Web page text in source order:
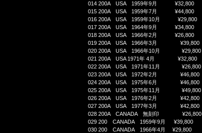
014 200A USA 1959年9月 ¥32,800
015 200A USA 1959年7月 ¥44,800
016 200A USA 1959年10月 ¥29,800
017 200A USA 1964年9月 ¥34,800
018 200A USA 1966年2月 ¥26,800
019 200A USA 1966年3月 ¥39,800
020 200A USA 1966年10月 ¥29,800
021 200A USA 1971年 4月 ¥32,800
022 200A USA 1971年11月 ¥26,800
023 200A USA 1972年2月 ¥46,800
024 200A USA 1975年6月 ¥46,800
025 200A USA 1975年11月 ¥49,800
026 200A USA 1976年2月 ¥42,800
027 200A USA 1977年3月 ¥42,800
028 200A CANADA 無刻印 ¥26,800
029 200 CANADA 1959年9月 ¥39,800
030 200 CANADA 1966年4月 ¥29,800